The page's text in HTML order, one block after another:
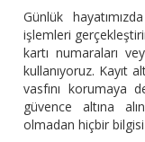
Günlük
işlemleri
kartı numaraları
kullanıyoruz. Kayıt
vasfını korumaya
güvence altına
olmadan hiçbir